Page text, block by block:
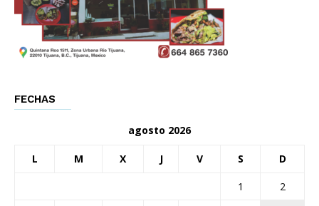
FECHAS
agosto 2026
L M X J V S D
1
2